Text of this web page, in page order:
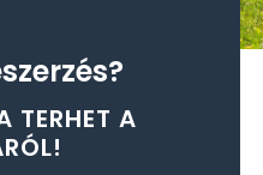
TERHET A